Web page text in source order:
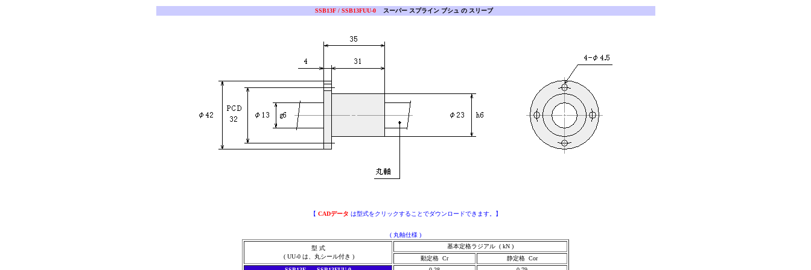
SSB13F / SSB13FUU-0スーパー スプライン ブシュ の スリーブ
【 CADデータ は型式をクリックすることでダウンロードできます。】
( 丸軸仕様 )
型 式
( UU-0 は、丸シール付き )
基本定格ラジアル ( kN )
動定格 Cr
静定格 Cor